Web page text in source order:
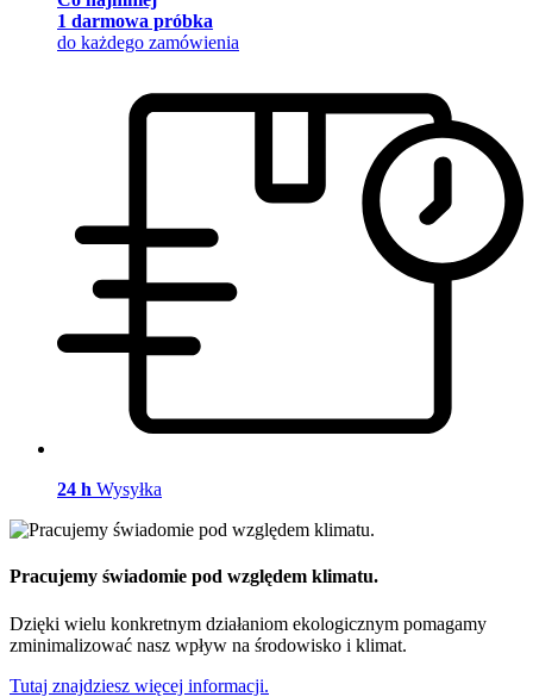
1 darmowa próbka
do każdego zamówienia
24 h Wysyłka
Pracujemy świadomie pod względem klimatu.
Dzięki wielu konkretnym działaniom ekologicznym pomagamy
zminimalizować nasz wpływ na środowisko i klimat.
Tutaj znajdziesz więcej informacji.